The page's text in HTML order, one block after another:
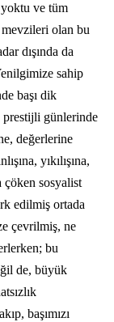
ve tüm
mevzileri olan bu
dışında da
sahip
başı dik
prestijli günlerinde
değerlerine
yıkılışına,
çöken sosyalist
edilmiş ortada
çevrilmiş, ne
bu
de, büyük
başımızı